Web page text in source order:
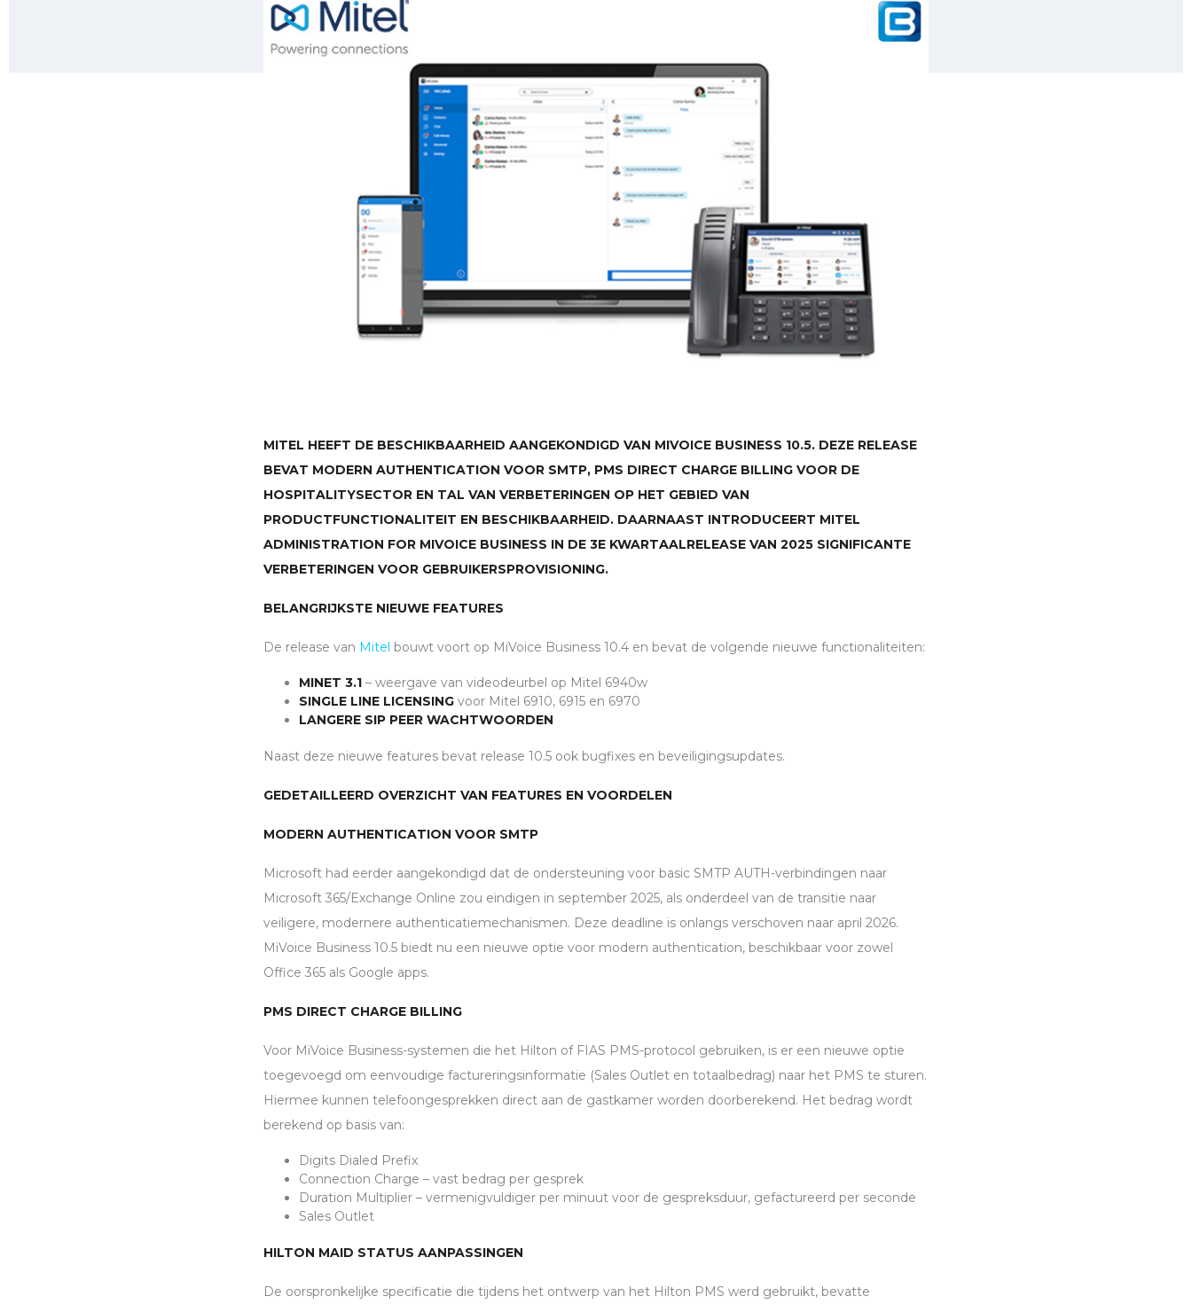
MITEL HEEFT DE BESCHIKBAARHEID AANGEKONDIGD VAN MIVOICE BUSINESS 10.5. DEZE RELEASE
BEVAT MODERN AUTHENTICATION VOOR SMTP, PMS DIRECT CHARGE BILLING VOOR DE
HOSPITALITYSECTOR EN TAL VAN VERBETERINGEN OP HET GEBIED VAN
PRODUCTFUNCTIONALITEIT EN BESCHIKBAARHEID. DAARNAAST INTRODUCEERT MITEL
ADMINISTRATION FOR MIVOICE BUSINESS IN DE 3E KWARTAALRELEASE VAN 2025 SIGNIFICANTE
VERBETERINGEN VOOR GEBRUIKERSPROVISIONING.
BELANGRIJKSTE NIEUWE FEATURES
De release van Mitel bouwt voort op MiVoice Business 10.4 en bevat de volgende nieuwe functionaliteiten:
MINET 3.1 – weergave van videodeurbel op Mitel 6940w
SINGLE LINE LICENSING voor Mitel 6910, 6915 en 6970
LANGERE SIP PEER WACHTWOORDEN
Naast deze nieuwe features bevat release 10.5 ook bugfixes en beveiligingsupdates.
GEDETAILLEERD OVERZICHT VAN FEATURES EN VOORDELEN
MODERN AUTHENTICATION VOOR SMTP
Microsoft had eerder aangekondigd dat de ondersteuning voor basic SMTP AUTH -verbindingen naar
Microsoft 365/Exchange Online zou eindigen in september 2025, als onderdeel van de transitie naar
veiligere, modernere authenticatiemechanismen. Deze deadline is onlangs verschoven naar april 2026.
MiVoice Business 10.5 biedt nu een nieuwe optie voor modern authentication, beschikbaar voor zowel
Office 365 als Google apps.
PMS DIRECT CHARGE BILLING
Voor MiVoice Business-systemen die het Hilton of FIAS PMS-protocol gebruiken, is er een nieuwe optie
toegevoegd om eenvoudige factureringsinformatie (Sales Outlet en totaalbedrag) naar het PMS te sturen.
Hiermee kunnen telefoongesprekken direct aan de gastkamer worden doorberekend. Het bedrag wordt
berekend op basis van:
Digits Dialed Prefix
Connection Charge – vast bedrag per gesprek
Duration Multiplier – vermenigvuldiger per minuut voor de gespreksduur, gefactureerd per seconde
Sales Outlet
HILTON MAID STATUS AANPASSINGEN
De oorspronkelijke specificatie die tijdens het ontwerp van het Hilton PMS werd gebruikt, bevatte